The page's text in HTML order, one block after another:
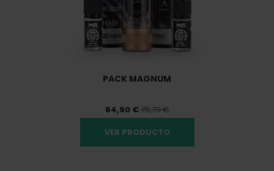
PACK MAGNUM
64,90 €78,70 €
VER PRODUCTO